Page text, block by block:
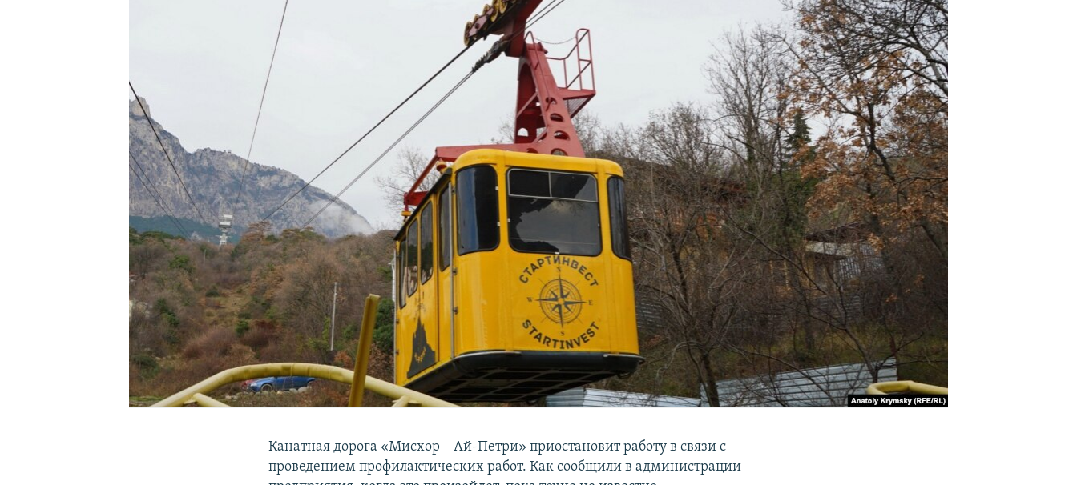
УКРАИНСКАЯ ПРОБЛЕМА КРЫМА
Канатная дорога «Мисхор – Ай-Петри» приостановит работу в связи с
проведением профилактических работ. Как сообщили в администрации